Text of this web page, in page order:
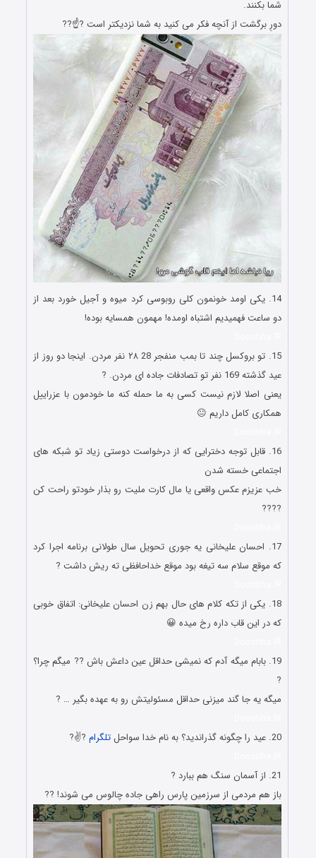
شما بکنند.
دورِ برگشت از آنچه فکر می کنید به شما نزدیکتر است ?☝️??
14. یکی اومد خونمون کلی روبوسی کرد میوه و آجیل خورد بعد از
دو ساعت فهمیدیم اشتباه اومده! مهمون همسایه بوده!
15. تو بروکسل چند تا بمب منفجر 28 ۲۸ نفر مردن. اینجا دو روز از
عید گذشته 169 نفر تو تصادفات جاده ای مردن. ?
یعنی اصلا لازم نیست کسی به ما حمله کنه ما خودمون با عزراییل
همکاری کامل داریم 😐
16. ﻗﺎﺑﻞ ﺗﻮﺟﻪ ﺩﺧﺘﺮﺍﯾﯽ ﮐﻪ ﺍﺯ ﺩﺭﺧﻮﺍﺳﺖ ﺩﻭﺳﺘﯽ ﺯﯾﺎﺩ ﺗﻮ ﺷﺒﮑﻪ ﻫﺎﯼ
ﺍﺟﺘﻤﺎﻋﯽ ﺧﺴﺘﻪ ﺷﺪﻥ
ﺧﺐ ﻋﺰﯾﺰﻡ ﻋﮑﺲ ﻭﺍقعی یا مال کارت ملیت رو ﺑﺬﺍﺭ ﺧﻮﺩﺗﻮ ﺭﺍﺣﺖ کن
????
17. احسان علیخانی یه جوری تحویل سال طولانی برنامه اجرا کرد
که موقع سلام سه تیغه بود موقع خداحافظی ته ریش داشت ?
18. یکی از تکه کلام های حال بهم زن احسان علیخانی: اتفاق خوبی
که در این قاب داره رخ میده 😀
19. بابام میگه آدم که نمیشی حداقل عین داعش باش ?? میگم چرا؟
?
میگه یه جا گند میزنی حداقل مسئولیتش رو به عهده بگیر … ?
20. عید را چگونه گذراندید؟ به نام خدا سواحل
تلگرام ?✌?
21. از آسمان سنگ هم ببارد ?
باز هم مردمی از سرزمین پارس راهی جاده چالوس می شوند! ??